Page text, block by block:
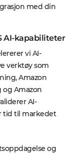
med din
AI-kapabiliteter
vi AI-
verktøy som
Amazon
Amazon
AI-
tid til markedet
og